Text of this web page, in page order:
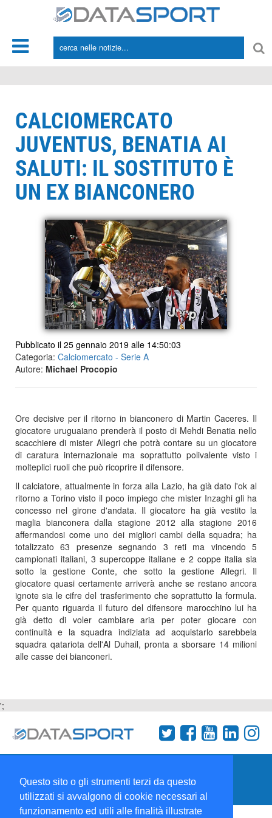
Questo sito o gli strumenti terzi da questo
utilizzati si avvalgono di cookie necessari al
funzionamento ed utili alle finalità illustrate
CALCIOMERCATO
JUVENTUS, BENATIA AI
SALUTI: IL SOSTITUTO È
UN EX BIANCONERO
Pubblicato il 25 gennaio 2019 alle 14:50:03
Categoria: Calciomercato - Serie A
Autore: Michael Procopio
Ore decisive per il ritorno in bianconero di Martin Caceres. Il
giocatore uruguaiano prenderà il posto di Mehdi Benatia nello
scacchiere di mister Allegri che potrà contare su un giocatore
di caratura internazionale ma soprattutto polivalente visto i
molteplici ruoli che può ricoprire il difensore.
Il calciatore, attualmente in forza alla Lazio, ha già dato l'ok al
ritorno a Torino visto il poco impiego che mister Inzaghi gli ha
concesso nel girone d'andata. Il giocatore ha già vestito la
maglia bianconera dalla stagione 2012 alla stagione 2016
affermandosi come uno dei migliori cambi della squadra; ha
totalizzato 63 presenze segnando 3 reti ma vincendo 5
campionati italiani, 3 supercoppe italiane e 2 coppe italia sia
sotto la gestione Conte, che sotto la gestione Allegri. Il
giocatore quasi certamente arriverà anche se restano ancora
ignote sia le cifre del trasferimento che soprattutto la formula.
Per quanto riguarda il futuro del difensore marocchino lui ha
già detto di voler cambiare aria per poter giocare con
continuità e la squadra indiziata ad acquistarlo sarebbela
squadra qatariota dell'Al Duhail, pronta a sborsare 14 milioni
alle casse dei bianconeri.
';
Collabora con noi